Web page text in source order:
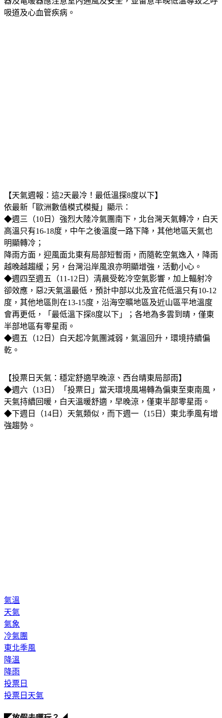
吸道及心血管疾病。
【天氣週報：這2天最冷！最低溫探8度以下】
依最新「歐洲數值模式模擬」顯示：
◆週三（10日）強烈大陸冷氣團南下，北台灣天氣轉冷，白天
高溫只有16-18度，中午之後溫度一路下降，其他地區天氣也
明顯轉冷；
降雨方面，迎風面北東有局部短暫雨，而隨乾空氣逸入，降雨
越晚越趨緩；另，台灣沿岸風浪亦明顯增強，活動小心。
◆週四至週五（11-12日）清晨受乾冷空氣影響，加上輻射冷
卻效應，惡2天氣溫最低，預計中部以北及宜花低溫只有10-12
度，其他地區則在13-15度，沿海空曠地區及近山區平地溫度
會再更低，「最低溫下探8度以下」；各地為多雲到晴，僅東
半部地區有零星雨。
◆週五（12日）白天起冷氣團減弱，氣溫回升，環境持續偏
乾。
【投票日天氣：穩定舒適早晚涼、西台晴東局部雨】
◆週六（13日）「投票日」當天環境風場轉為偏東至東南風，
天氣持續回暖，白天溫暖舒適，早晚涼，僅東半部零星雨。
◆下週日（14日）天氣類似，而下週一（15日）東北季風有增
強趨勢。
氣溫
天氣
氣象
冷氣團
東北季風
降溫
降雨
投票日
投票日天氣